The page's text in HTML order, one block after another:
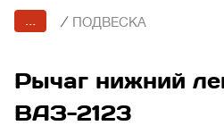
... / ПОДВЕСКА
Рычаг нижний
ВАЗ-2123